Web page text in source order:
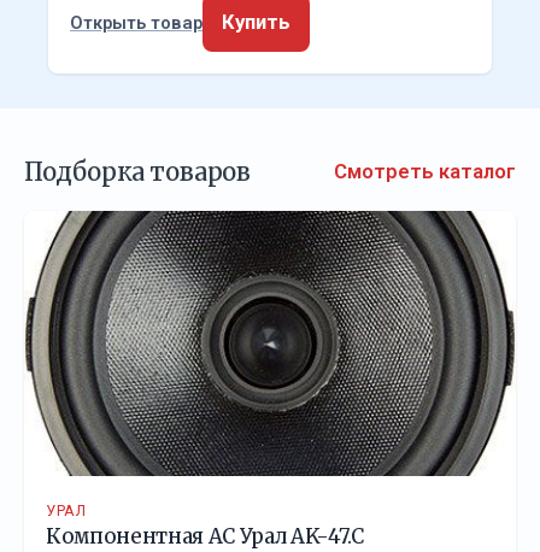
Открыть товар
Купить
Подборка товаров Смотреть каталог
УРАЛ
Компонентная АС Урал AK-47.C